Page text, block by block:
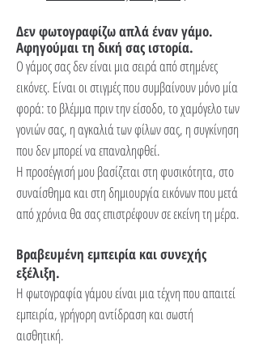
Δεν φωτογραφίζω απλά έναν γάμο.
Αφηγούμαι τη δική σας ιστορία.
Ο γάμος σας δεν είναι μια σειρά από στημένες
εικόνες. Είναι οι στιγμές που συμβαίνουν μόνο μία
φορά: το βλέμμα πριν την είσοδο, το χαμόγελο των
γονιών σας, η αγκαλιά των φίλων σας, η συγκίνηση
που δεν μπορεί να επαναληφθεί.
Η προσέγγισή μου βασίζεται στη φυσικότητα, στο
συναίσθημα και στη δημιουργία εικόνων που μετά
από χρόνια θα σας επιστρέφουν σε εκείνη τη μέρα.
Βραβευμένη εμπειρία και συνεχής
εξέλιξη.
Η φωτογραφία γάμου είναι μια τέχνη που απαιτεί
εμπειρία, γρήγορη αντίδραση και σωστή
αισθητική.